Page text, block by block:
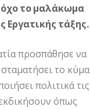
το μαλάκωμα
Εργατικής τάξης.
προσπάθησε να
το κύμα
πολιτικά τις
όπως